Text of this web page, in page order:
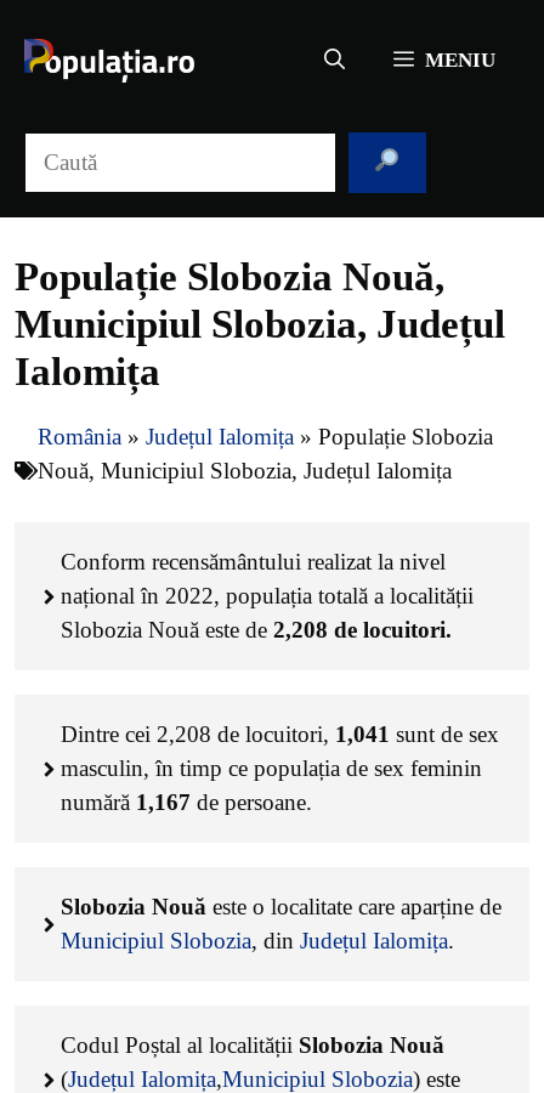
conținut
MENIU
Populație Slobozia Nouă,
Municipiul Slobozia, Județul
Ialomița
România » Județul Ialomița » Populație Slobozia
Nouă, Municipiul Slobozia, Județul Ialomița
Conform recensământului realizat la nivel
național în 2022, populația totală a localității
Slobozia Nouă este de 2,208 de locuitori.
Dintre cei 2,208 de locuitori, 1,041 sunt de sex
masculin, în timp ce populația de sex feminin
numără 1,167 de persoane.
Slobozia Nouă este o localitate care aparține de
Municipiul Slobozia, din Județul Ialomița.
Codul Poștal al localității Slobozia Nouă
(Județul Ialomița,Municipiul Slobozia) este